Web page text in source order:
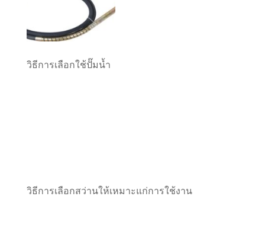
วิธีการเลือกใช้ปั๊มน้ำ
วิธีการเลือกสว่านให้เหมาะแก่การใช้งาน